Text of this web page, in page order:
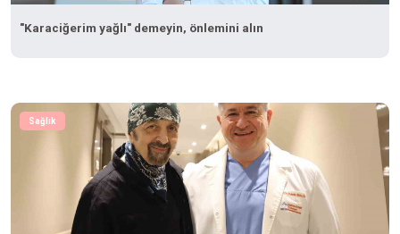
"Karaciğerim yağlı" demeyin, önlemini alın
Sağlık